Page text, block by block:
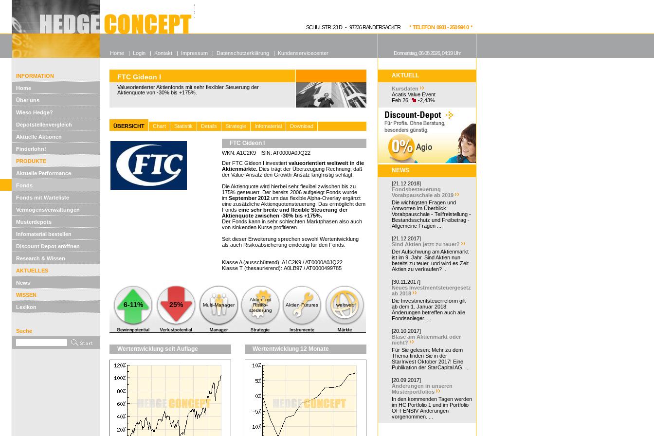
Alle offenen Fonds
Wieso Hedgefonds?
SCHULSTR. 23 D - 97236 RANDERSACKER * TELEFON 0931 - 250 994 0 *
INFORMATION
Home
Über uns
Wieso Hedge?
Depotstellenvergleich
Aktuelle Aktionen
Finderlohn!
PRODUKTE
Aktuelle Performance
Fonds
Fonds mit Warteliste
Vermögensverwaltungen
Musterdepots
Infomaterial bestellen
Discount Depot eröffnen
Research & Wissen
AKTUELLES
News
WISSEN
Lexikon
Suche
FTC Gideon I
Valueorientierter Aktienfonds mit sehr flexibler Steuerung der
Aktienquote von -30% bis +175%.
ÜBERSICHT Chart Statistik Details Strategie Infomaterial Download
FTC Gideon I
WKN: A1C2K9 ISIN: AT0000A0JQ22
Der FTC Gideon I investiert valueorientiert weltweit in die
Aktienmärkte. Dies trägt der Überzeugung Rechnung, daß
der Value-Ansatz den Growth-Ansatz langfristig schlägt.
Die Aktienquote wird hierbei sehr flexibel zwischen bis zu
175% gesteuert. Der bereits 2006 aufgelegt Fonds wurde
im September 2012 um das flexible Alpha-Overlay ergänzt
eine zusätzliche Aktienquotensteuerung. Das ermöglicht dem
Fonds eine sehr breite und flexible Steuerung der
Aktienquote zwischen -30% bis +175%.
Der Fonds kann in sehr schlechten Marktphasen also auch
von sinkenden Kurse profitieren.
Seit dieser Erweiterung sprechen sowohl Wertentwicklung
als auch Risikoabsicherung eindeutig für den Fonds.
Klasse A (ausschüttend): A1C2K9 / AT0000A0JQ22
Klasse T (thesaurierend): A0LB97 / AT0000499785
6-11% 25% Multi-Manager
Aktien mit
Risiko-
steuerung
Aktien Futures weltweit
Wertentwicklung seit Auflage Wertentwicklung 12 Monate
AKTUELL
Kursdaten
Acatis Value Event
Feb 26:
-2,43%
NEWS
[21.12.2018]
Fondsbesteuerung
Vorabpauschale ab 2019
Die wichtigsten Fragen und
Antworten im Überblick:
Vorabpauschale - Teilfreistellung -
Bestandsschutz und Freibetrag -
Allgemeine Fragen ...
[21.12.2017]
Sind Aktien jetzt zu teuer?
Der Aufschwung am Aktienmarkt
ist im 9. Jahr. Sind Aktien nun
bereits zu teuer, und wird es Zeit
Aktien zu verkaufen? ...
[30.11.2017]
Neues Investmentsteuergesetz
ab 2018
Die Investmentsteuerreform gilt
ab dem 1. Januar 2018.
Änderungen betreffen auch alle
Fondsanleger. ...
[20.10.2017]
Blase am Aktienmarkt oder
nicht?
Für Sie gelesen: Mehr zu dem
Thema finden Sie in der
StarInvest Oktober 2017! Eine
Publikation der StarCapital AG. ...
[20.09.2017]
Änderungen in unseren
Musterportfolios
In den kommenden Tagen werden
im HC Portfolio 1 und im Portfolio
OFFENSIV Änderungen
vorgenommen. ...
Home | Login | Kontakt | Impressum | Datenschutzerklärung | Kundenservicecenter Donnerstag, 06.08.2026, 04:19 Uhr